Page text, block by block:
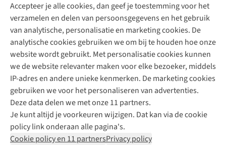
Accepteer je alle cookies, dan geef je toestemming voor het
verzamelen en delen van persoonsgegevens en het gebruik
van analytische, personalisatie en marketing cookies. De
analytische cookies gebruiken we om bij te houden hoe onze
website wordt gebruikt. Met personalisatie cookies kunnen
we de website relevanter maken voor elke bezoeker, middels
IP-adres en andere unieke kenmerken. De marketing cookies
gebruiken we voor het personaliseren van advertenties.
Deze data delen we met onze 11 partners.
Je kunt altijd je voorkeuren wijzigen. Dat kan via de cookie
policy link onderaan alle pagina's.
Cookie policy en 11 partnersPrivacy policy
+31 (0)85 888 50 88
+31 6 12 28 49 80
Contactformulier